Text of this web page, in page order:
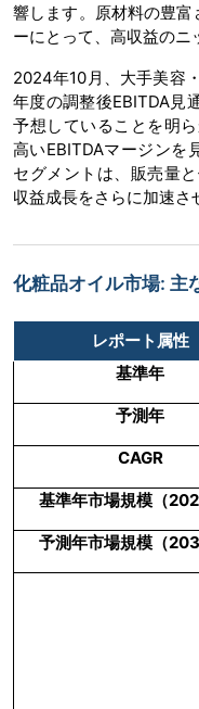
響します。原材料の豊
ーにとって、高収益のニ
2024年10月、大手美容
年度の調整後EBITDA見
予想していることを明
高いEBITDAマージンを
セグメントは、販売量
収益成長をさらに加速さ
化粧品オイル市場: 主
レポート属性
基準年
予測年
CAGR
基準年市場規模（
予測年市場規模（